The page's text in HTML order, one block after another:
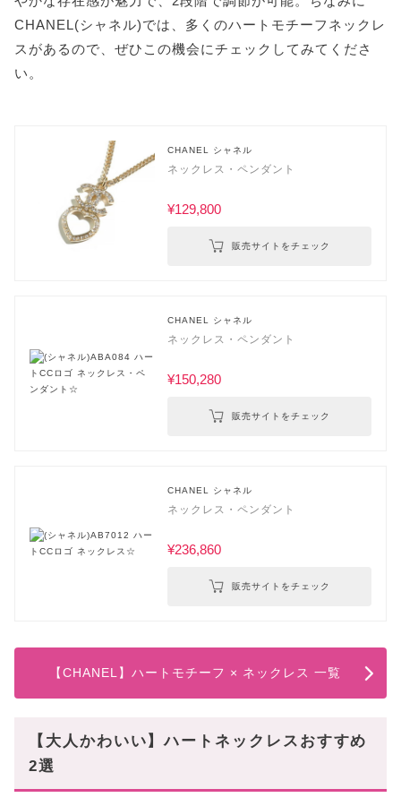
CHANEL(シャネル)では、多くのハートモチーフネックレ
スがあるので、ぜひこの機会にチェックしてみてくださ
い。
CHANEL シャネル
ネックレス・ペンダント
¥129,800
販売サイトをチェック
CHANEL シャネル
ネックレス・ペンダント
¥150,280
販売サイトをチェック
CHANEL シャネル
ネックレス・ペンダント
¥236,860
販売サイトをチェック
【CHANEL】ハートモチーフ × ネックレス 一覧
【大人かわいい】ハートネックレスおすすめ
2選